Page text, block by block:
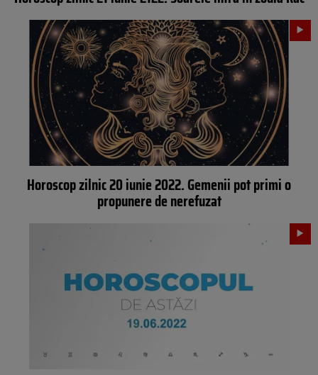
Horoscop zilnic 20 iunie 2022. Gemenii pot primi o
propunere de nerefuzat